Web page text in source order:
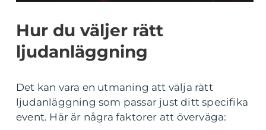
Hur du väljer rätt
ljudanläggning
Det kan vara en utmaning att välja rätt
ljudanläggning som passar just ditt specifika
event. Här är några faktorer att överväga: